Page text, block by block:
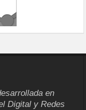
en
Digital y Redes